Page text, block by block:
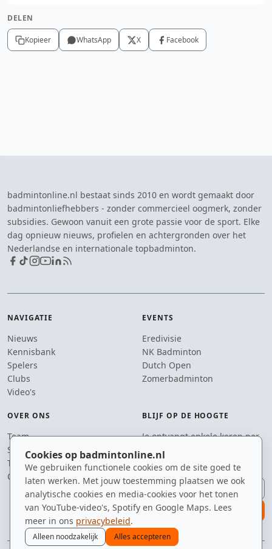
Cookies op badmintonline.nl
We gebruiken functionele cookies om de site goed te
laten werken. Met jouw toestemming plaatsen we ook
analytische cookies en media-cookies voor het tonen
van YouTube-video's, Spotify en Google Maps. Lees
meer in ons privacybeleid.
Alleen noodzakelijk Alles accepteren
DELEN
Kopieer WhatsApp X Facebook
badmintonline.nl bestaat sinds 2010 en wordt gemaakt door
badmintonliefhebbers - zonder commercieel oogmerk, zonder
subsidies. Gewoon vanuit een grote passie voor de sport. Elke
dag opnieuw nieuws, profielen en achtergronden over het
Nederlandse en internationale topbadminton.
NAVIGATIE
Nieuws
Kennisbank
Spelers
Clubs
Video's
EVENTS
Eredivisie
NK Badminton
Dutch Open
Zomerbadminton
OVER ONS
Team
Supporters
Tip de redactie
Contact
BLIJF OP DE HOOGTE
Je ontvangt enkele keren per
jaar een e-mail met het
laatste badmintonnieuws.
E-mailadres
aanmelden